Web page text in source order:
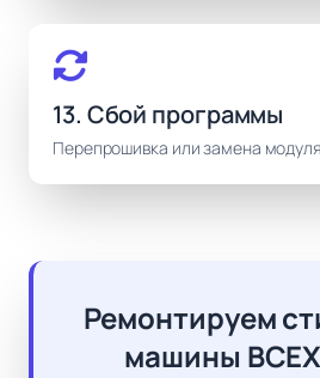
13. Сбой программы
Перепрошивка или замена
Ремонтируем
машины